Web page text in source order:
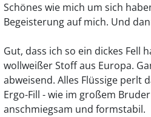
Schönes wie mich um sich
Begeisterung auf mich. Und
Gut, dass ich so ein dickes Fell
wollweißer Stoff aus Europa.
abweisend. Alles Flüssige perlt
Ergo-Fill - wie im großem
anschmiegsam und formstabil.